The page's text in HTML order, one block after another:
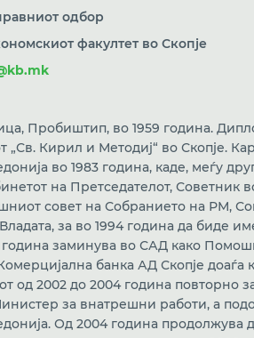
одбор
факултет во Скопје
Пробиштип, во 1959 година.
„Св. Кирил и Методиј“ во Скопје.
во 1983 година, каде, меѓу
на Претседателот, Советник
совет на Собранието на РМ,
за во 1994 година да биде
година заминува во САД како
банка АД Скопје доаѓа
од 2002 до 2004 година повторно
за внатрешни работи, а
Од 2004 година продолжува